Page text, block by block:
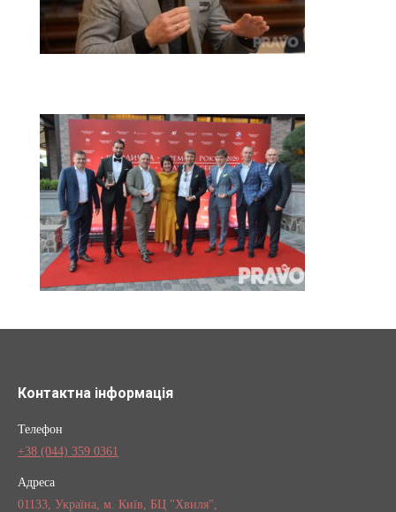
Контактна інформація
Телефон
+38 (044) 359 0361
Адреса
01133, Україна, м. Київ, БЦ "Хвиля",